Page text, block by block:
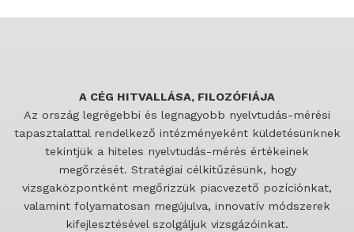
A CÉG HITVALLÁSA, FILOZÓFIÁJA
Az ország legrégebbi és legnagyobb nyelvtudás-mérési
tapasztalattal rendelkező intézményeként küldetésünknek
tekintjük a hiteles nyelvtudás-mérés értékeinek
megőrzését. Stratégiai célkitűzésünk, hogy
vizsgaközpontként megőrizzük piacvezető pozíciónkat,
valamint folyamatosan megújulva, innovatív módszerek
kifejlesztésével szolgáljuk vizsgázóinkat.